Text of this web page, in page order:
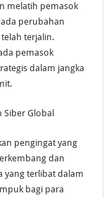
melatih pemasok
perubahan
terjalin.
pemasok
dalam jangka
Global
pengingat yang
dan
yang terlibat dalam
bagi para